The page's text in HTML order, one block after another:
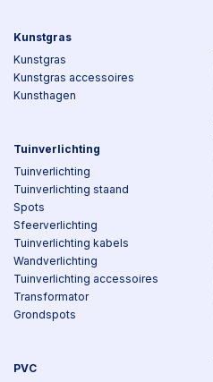
Kunstgras
Kunstgras
Kunstgras accessoires
Kunsthagen
Tuinverlichting
Tuinverlichting
Tuinverlichting staand
Spots
Sfeerverlichting
Tuinverlichting kabels
Wandverlichting
Tuinverlichting accessoires
Transformator
Grondspots
PVC